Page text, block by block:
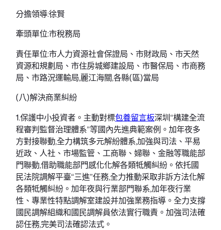
分擔領導:徐賢
牽頭單位:市稅務局
責任單位:市人力資源社會保證局、市財政局、市天然
資源和規劃局、市住房城鄉建設局、市醫保局、市商務
局、市路況運輸局,麗江海關,各縣(區)當局
(八)解決商業糾紛
1.保護中小投資者。主動對標包養留言板深圳“構建全流
程審判監督治理體系”等國內先進典範案例。加年夜多
方對接聯動,全力構筑多元解紛體系,加強與司法、平易
近政、人社、市場監管、工商聯、婦聯、金融等職能部
門聯動,借助職能部門感化化解各類牴觸糾紛。依托國
民法院調解平臺“三進”任務,全力推動采取非訴方法化解
各類牴觸糾紛。加年夜與行業部門聯系,加年夜行業
性、專業性特點調解室建設并加強業務指導。全力支撐
國民調解組織和國民調解員依法實行職責。加強司法確
認任務,完美司法確認法式。